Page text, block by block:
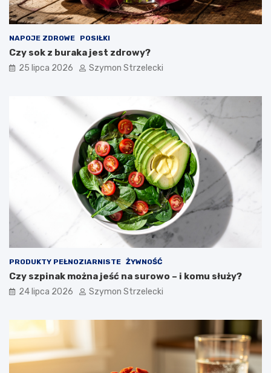
NAPOJE ZDROWE POSIŁKI
Czy sok z buraka jest zdrowy?
25 lipca 2026 Szymon Strzelecki
PRODUKTY PEŁNOZIARNISTE ŻYWNOŚĆ
Czy szpinak można jeść na surowo – i komu służy?
24 lipca 2026 Szymon Strzelecki